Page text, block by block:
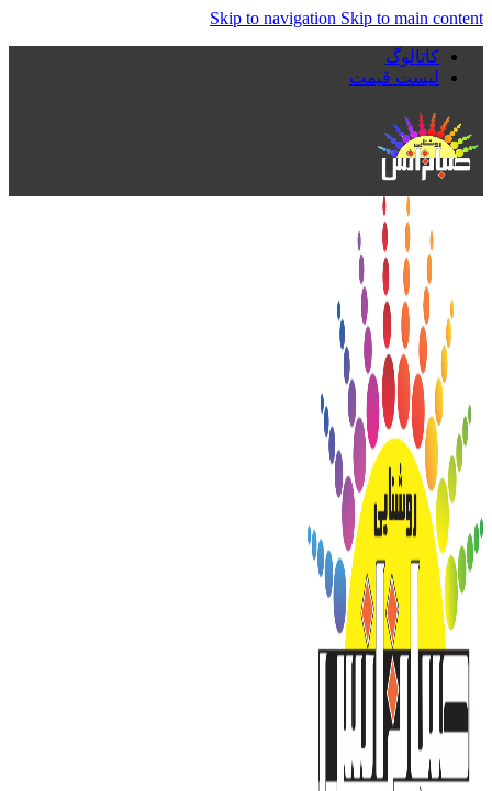
Skip to navigation Skip to main content
کاتالوگ
لیست قیمت